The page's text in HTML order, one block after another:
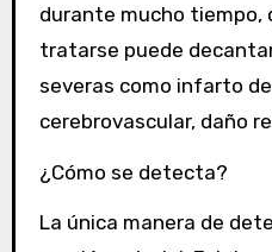
durante mucho tiempo,
tratarse puede
severas como infarto
cerebrovascular, daño
¿Cómo se detecta?
La única manera de